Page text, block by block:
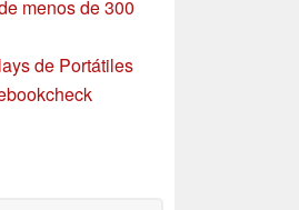
menos de 300
de Portátiles